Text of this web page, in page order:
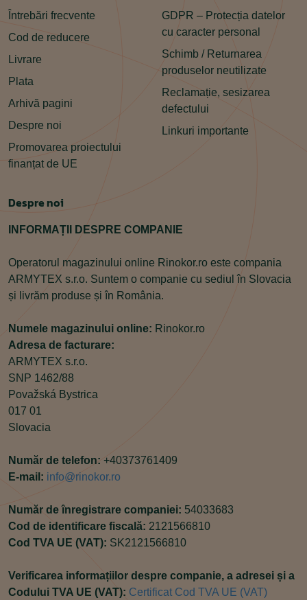
Întrebări frecvente
Cod de reducere
Livrare
Plata
Arhivă pagini
Despre noi
Promovarea proiectului
finanțat de UE
GDPR – Protecția datelor
cu caracter personal
Schimb / Returnarea
produselor neutilizate
Reclamație, sesizarea
defectului
Linkuri importante
Despre noi
INFORMAȚII DESPRE COMPANIE
Operatorul magazinului online Rinokor.ro este compania
ARMYTEX s.r.o. Suntem o companie cu sediul în Slovacia
și livrăm produse și în România.
Numele magazinului online: Rinokor.ro
Adresa de facturare:
ARMYTEX s.r.o.
SNP 1462/88
Považská Bystrica
017 01
Slovacia
Număr de telefon: +40373761409
E-mail: info@rinokor.ro
Număr de înregistrare companiei: 54033683
Cod de identificare fiscală: 2121566810
Cod TVA UE (VAT): SK2121566810
Verificarea informațiilor despre companie, a adresei și a
Codului TVA UE (VAT): Certificat Cod TVA UE (VAT)